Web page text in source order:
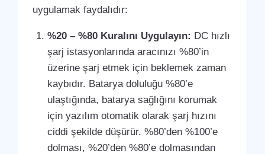
uygulamak faydalıdır:
%20 – %80 Kuralını Uygulayın: DC hızlı
şarj istasyonlarında aracınızı %80’in
üzerine şarj etmek için beklemek zaman
kaybıdır. Batarya doluluğu %80’e
ulaştığında, batarya sağlığını korumak
için yazılım otomatik olarak şarj hızını
ciddi şekilde düşürür. %80’den %100’e
dolması, %20’den %80’e dolmasından